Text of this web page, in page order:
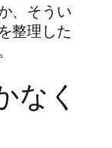
、そうい
整理した
なく